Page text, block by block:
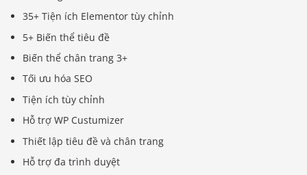
35+ Tiện ích Elementor tùy chỉnh
5+ Biến thể tiêu đề
Biến thể chân trang 3+
Tối ưu hóa SEO
Tiện ích tùy chỉnh
Hỗ trợ WP Custumizer
Thiết lập tiêu đề và chân trang
Hỗ trợ đa trình duyệt